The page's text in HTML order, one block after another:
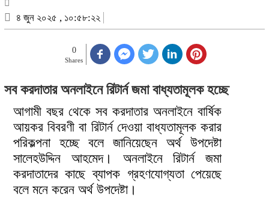
৪ জুন ২০২৫ , ১০:৫৮:২২
0
Shares
সব করদাতার অনলাইনে রিটার্ন জমা বাধ্যতামূলক হচ্ছে
আগামী বছর থেকে সব করদাতার অনলাইনে বার্ষিক
আয়কর বিবরণী বা রিটার্ন দেওয়া বাধ্যতামূলক করার
পরিকল্পনা হচ্ছে বলে জানিয়েছেন অর্থ উপদেষ্টা
সালেহউদ্দিন আহমেদ। অনলাইনে রিটার্ন জমা
করদাতাদের কাছে ব্যাপক গ্রহণযোগ্যতা পেয়েছে
বলে মনে করেন অর্থ উপদেষ্টা।